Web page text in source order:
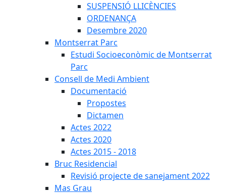
SUSPENSIÓ LLICÈNCIES
ORDENANÇA
Desembre 2020
Montserrat Parc
Estudi Socioeconòmic de Montserrat
Parc
Consell de Medi Ambient
Documentació
Propostes
Dictamen
Actes 2022
Actes 2020
Actes 2015 - 2018
Bruc Residencial
Revisió projecte de sanejament 2022
Mas Grau